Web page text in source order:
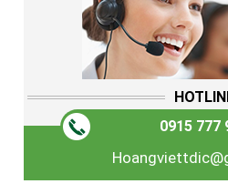
0915 777